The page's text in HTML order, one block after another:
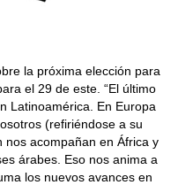
la próxima elección para
el 29 de este. “El último
Latinoamérica. En Europa
(refiriéndose a su
nos acompañan en África y
árabes. Eso nos anima a
los nuevos avances en